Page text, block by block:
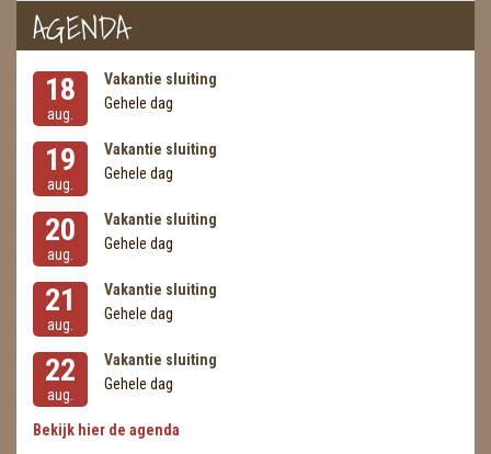
READING EN PERSOONLIJK ADVIES
RUWE STENEN
SCHEDELS / SKULLS
SELENIET
SPECIALE STUKKEN
TELEFOON KOORDEN
THEELICHTEN
VLINDERS
WIEROOK, OLIE & TOEBEHOREN
AGENDA
18
aug.
Vakantie sluiting
Gehele dag
19
aug.
Vakantie sluiting
Gehele dag
20
aug.
Vakantie sluiting
Gehele dag
21
aug.
Vakantie sluiting
Gehele dag
22
aug.
Vakantie sluiting
Gehele dag
Bekijk hier de agenda